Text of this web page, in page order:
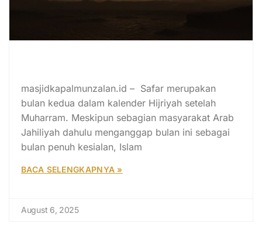
masjidkapalmunzalan.id – Safar merupakan
bulan kedua dalam kalender Hijriyah setelah
Muharram. Meskipun sebagian masyarakat Arab
Jahiliyah dahulu menganggap bulan ini sebagai
bulan penuh kesialan, Islam
BACA SELENGKAPNYA »
August 6, 2025